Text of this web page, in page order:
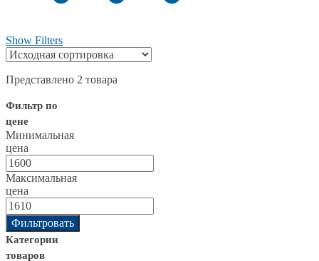
Show Filters
Представлено 2 товара
Фильтр по
цене
Минимальная
цена
Максимальная
цена
Фильтровать
Категории
товаров